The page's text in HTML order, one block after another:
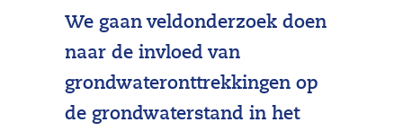
We gaan veldonderzoek doen
naar de invloed van
grondwateronttrekkingen op
de grondwaterstand in het